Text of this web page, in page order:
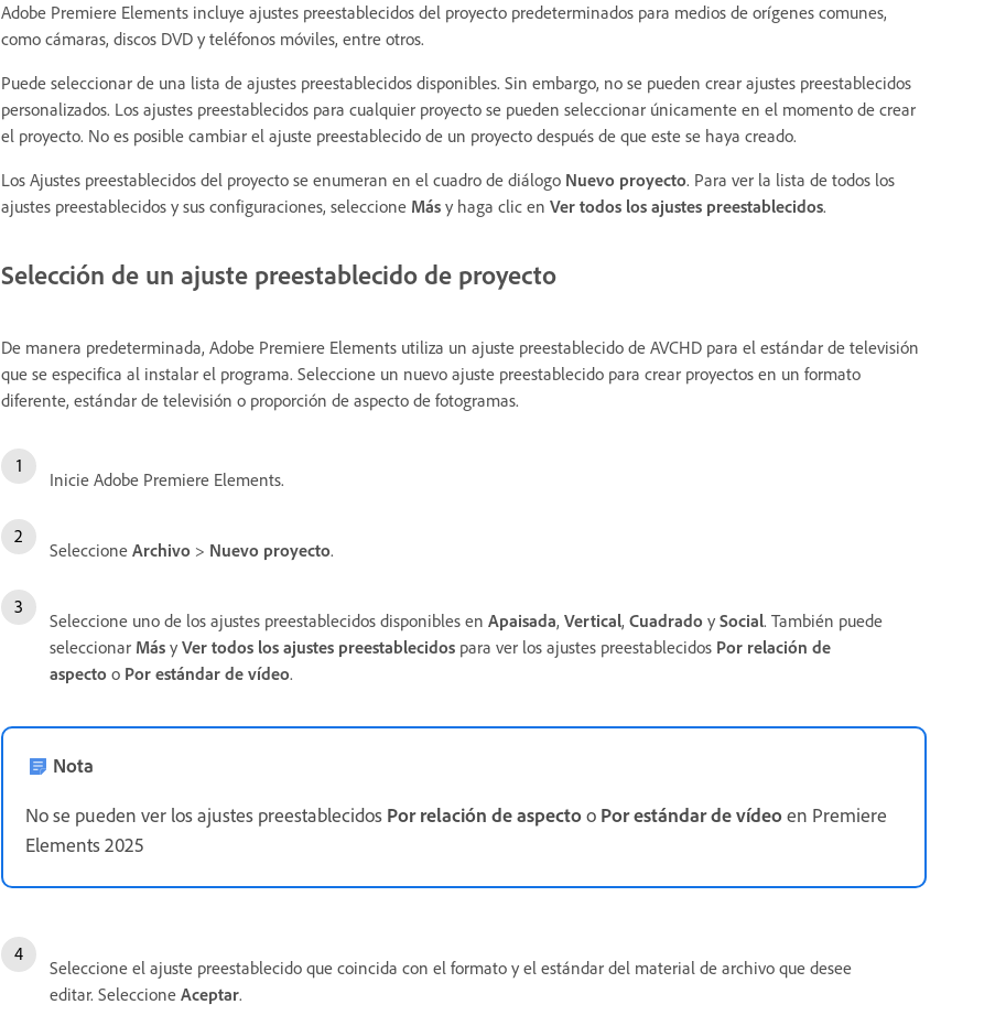
Adobe Premiere Elements incluye ajustes preestablecidos del proyecto predeterminados para medios de orígenes comunes,
como cámaras, discos DVD y teléfonos móviles, entre otros.
Puede seleccionar de una lista de ajustes preestablecidos disponibles. Sin embargo, no se pueden crear ajustes preestablecidos
personalizados. Los ajustes preestablecidos para cualquier proyecto se pueden seleccionar únicamente en el momento de crear
el proyecto. No es posible cambiar el ajuste preestablecido de un proyecto después de que este se haya creado.
Los Ajustes preestablecidos del proyecto se enumeran en el cuadro de diálogo Nuevo proyecto. Para ver la lista de todos los
ajustes preestablecidos y sus configuraciones, seleccione Más y haga clic en Ver todos los ajustes preestablecidos.
Selección de un ajuste preestablecido de proyecto
De manera predeterminada, Adobe Premiere Elements utiliza un ajuste preestablecido de AVCHD para el estándar de televisión
que se especifica al instalar el programa. Seleccione un nuevo ajuste preestablecido para crear proyectos en un formato
diferente, estándar de televisión o proporción de aspecto de fotogramas.
Inicie Adobe Premiere Elements.
Seleccione Archivo > Nuevo proyecto.
Seleccione uno de los ajustes preestablecidos disponibles en Apaisada, Vertical, Cuadrado y Social. También puede
seleccionar Más y Ver todos los ajustes preestablecidos para ver los ajustes preestablecidos Por relación de
aspecto o Por estándar de vídeo.
Nota
No se pueden ver los ajustes preestablecidos Por relación de aspectoo Por estándar de vídeoen Premiere
Elements 2025
Seleccione el ajuste preestablecido que coincida con el formato y el estándar del material de archivo que desee
editar. Seleccione Aceptar.